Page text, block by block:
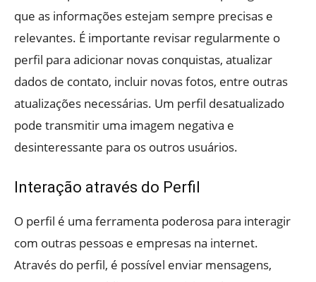
que as informações estejam sempre precisas e
relevantes. É importante revisar regularmente o
perfil para adicionar novas conquistas, atualizar
dados de contato, incluir novas fotos, entre outras
atualizações necessárias. Um perfil desatualizado
pode transmitir uma imagem negativa e
desinteressante para os outros usuários.
Interação através do Perfil
O perfil é uma ferramenta poderosa para interagir
com outras pessoas e empresas na internet.
Através do perfil, é possível enviar mensagens,